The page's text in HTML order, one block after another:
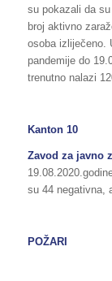
su pokazali da
broj aktivno
osoba izliječeno.
pandemije do
trenutno nalazi
Kanton 10
Zavod za javno
su 44 negativna,
POŽARI